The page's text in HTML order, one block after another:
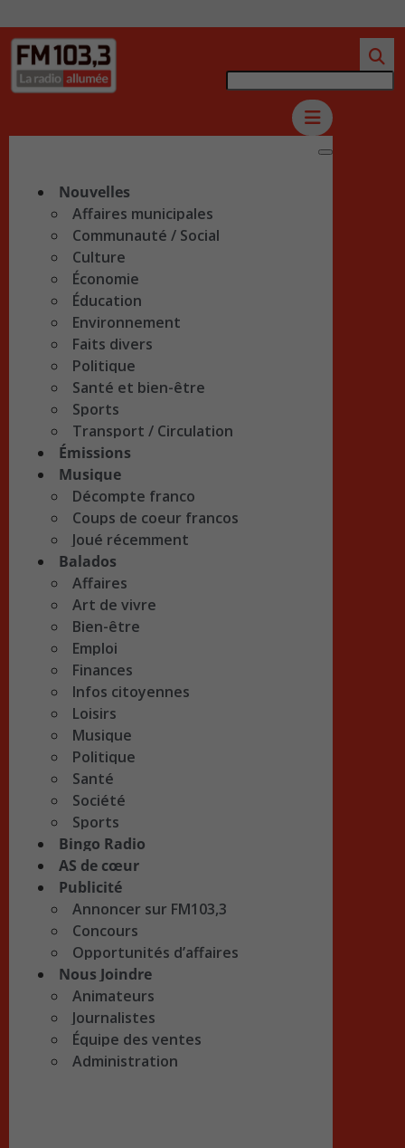
Nouvelles
Affaires municipales
Communauté / Social
Culture
Économie
Éducation
Environnement
Faits divers
Politique
Santé et bien-être
Sports
Transport / Circulation
Émissions
Musique
Décompte franco
Coups de coeur francos
Joué récemment
Balados
Affaires
Art de vivre
Bien-être
Emploi
Finances
Infos citoyennes
Loisirs
Musique
Politique
Santé
Société
Sports
Bingo Radio
AS de cœur
Publicité
Annoncer sur FM103,3
Concours
Opportunités d’affaires
Nous Joindre
Animateurs
Journalistes
Équipe des ventes
Administration